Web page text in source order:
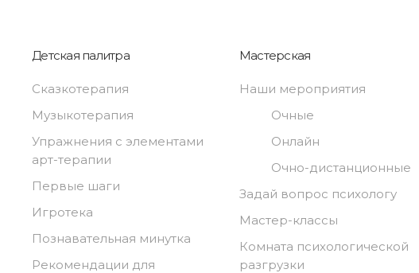
Детская палитра
Сказкотерапия
Музыкотерапия
Упражнения с элементами
арт-терапии
Первые шаги
Игротека
Познавательная минутка
Рекомендации для
Мастерская
Наши мероприятия
Очные
Онлайн
Очно-дистанционные
Задай вопрос психологу
Мастер-классы
Комната психологической
разгрузки